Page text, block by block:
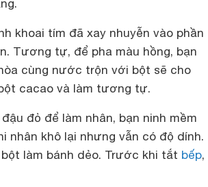
khoai tím đã xay nhuyễn vào phần
Tương tự, để pha màu hồng, bạn
cùng nước trộn với bột sẽ cho
cacao và làm tương tự.
đỏ để làm nhân, bạn ninh mềm
nhân khô lại nhưng vẫn có độ dính.
làm bánh dẻo. Trước khi tắt bếp,